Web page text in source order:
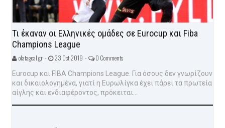
Τι έκαναν οι Ελληνικές ομάδες σε Eurocup και Fiba
Champions League
olatagoal.gr - 23 Oct 2019 - 0 Comments
Eurocup και FIBA Champions League. Για όσους δεν γνωρίζουν
και δικαιολογημένα, γιατί η Ευρωλίγκα έχει πάρει τα πρωτεία
αίγλης και ενδιαφέροντος, πρόκειται...